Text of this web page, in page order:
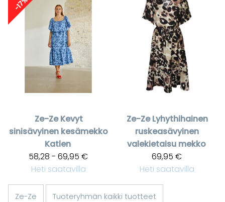
-17%
Ze-Ze Kevyt
sinisävyinen kesämekko
Katlen
58,28 - 69,95 €
Heti saatavilla
Ze-Ze Lyhythihainen
ruskeasävyinen
valekietaisu mekko
69,95 €
Heti saatavilla
Ze-Ze Tuoteryhmän kaikki tuotteet